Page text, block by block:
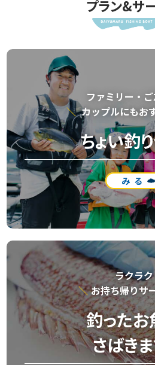
プラン&サ
ファミリー・ご
カップルにもお
ちょい釣
みる
ラクラク
お持ち帰りサ
釣った
さばきま